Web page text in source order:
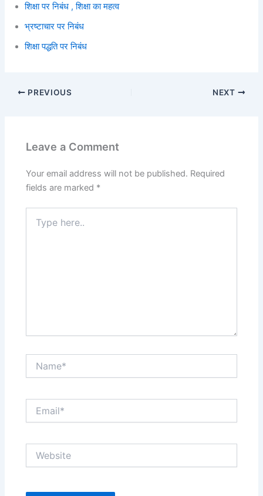
शिक्षा पर निबंध , शिक्षा का महत्व
भ्रष्टाचार पर निबंध
शिक्षा पद्धति पर निबंध
PREVIOUS NEXT
Leave a Comment
Your email address will not be published. Required
fields are marked *
here..